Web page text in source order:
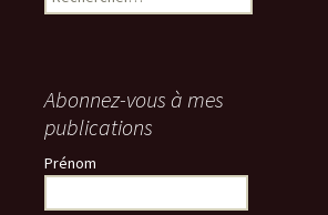
Abonnez-vous à mes
publications
Prénom